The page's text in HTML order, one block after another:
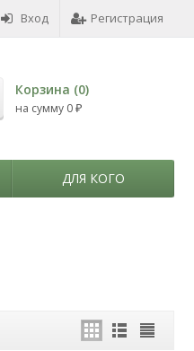
Вход Регистрация
Корзина (0)
на сумму 0 ₽
ДЛЯ КОГО